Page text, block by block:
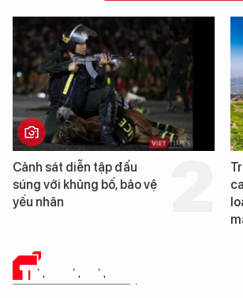
Trung Quốc phát hiện “mỏ
cao su tự nhiên” từ một
loài cỏ dại mọc trên đất
TIN CÔNG NGHỆ